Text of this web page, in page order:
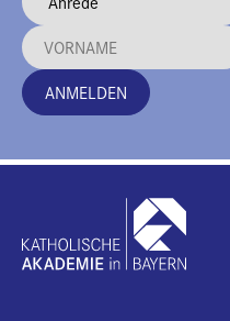
ANMELDEN